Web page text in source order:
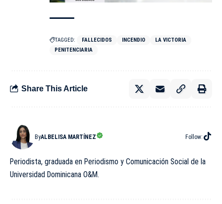
TAGGED: FALLECIDOS INCENDIO
LA VICTORIA
PENITENCIARIA
Share This Article
ByALBELISA MARTÍNEZ Follow:
Periodista, graduada en Periodismo y Comunicación Social de la
Universidad Dominicana O&M.